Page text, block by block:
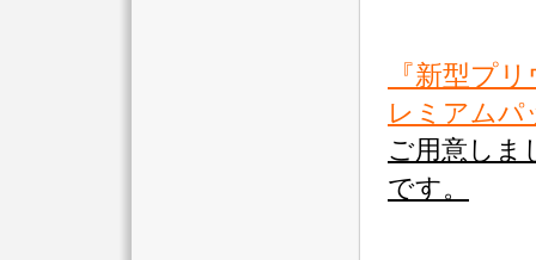
『新型プ
レミアムパ
ご用意し
です。